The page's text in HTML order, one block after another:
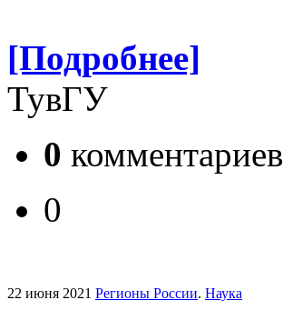
[Подробнее]
ТувГУ
0 комментариев
0
22 июня 2021 Регионы России. Наука